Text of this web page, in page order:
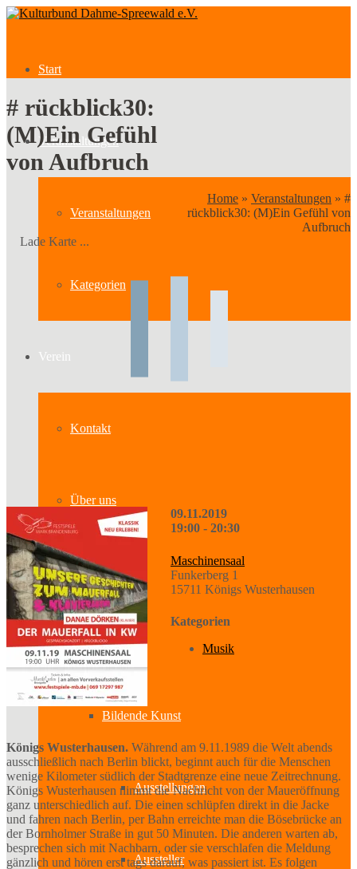
Start
Veranstaltungen
Veranstaltungen
Kategorien
Verein
Kontakt
Über uns
Geschichte
Sparten
Bildende Kunst
Ausstellungen
Aussteller
# rückblick30:
(M)Ein Gefühl
von Aufbruch
Home » Veranstaltungen » #
rückblick30: (M)Ein Gefühl von
Aufbruch
Lade Karte ...
09.11.2019
19:00 - 20:30
Maschinensaal
Funkerberg 1
15711 Königs Wusterhausen
Kategorien
Musik
Königs Wusterhausen. Während am 9.11.1989 die Welt abends
ausschließlich nach Berlin blickt, beginnt auch für die Menschen
wenige Kilometer südlich der Stadtgrenze eine neue Zeitrechnung.
Königs Wusterhausen nimmt die Nachricht von der Maueröffnung
ganz unterschiedlich auf. Die einen schlüpfen direkt in die Jacke
und fahren nach Berlin, per Bahn erreichte man die Bösebrücke an
der Bornholmer Straße in gut 50 Minuten. Die anderen warten ab,
besprechen sich mit Nachbarn, oder sie verschlafen die Meldung
gänzlich und hören erst tags darauf, was passiert ist. Es folgen